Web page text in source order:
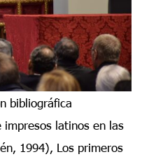
bibliográfica
latinos en las
1994), Los primeros